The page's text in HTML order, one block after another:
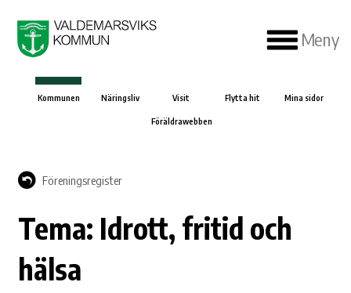
Meny
Kommunen Näringsliv Visit Flytta hit Mina sidor
Föräldrawebben
Föreningsregister
Tema: Idrott, fritid och
hälsa